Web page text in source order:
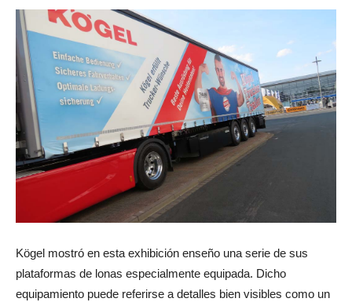
Kögel mostró en esta exhibición enseño una serie de sus
plataformas de lonas especialmente equipada. Dicho
equipamiento puede referirse a detalles bien visibles como un